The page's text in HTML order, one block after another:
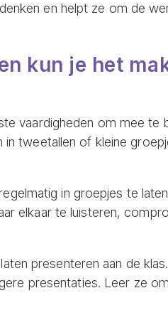
en helpt ze om de
kun je het
vaardigheden om mee te
in tweetallen of kleine
in groepjes te
elkaar te luisteren,
presenteren aan de
presentaties. Leer ze